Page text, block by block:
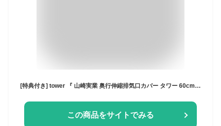
[特典付き] tower 『 山崎実業 奥行伸縮排気口カバー タワー 60cmコンロ用/75cmコンロ用 』 排気口カバー 60cm 75cm コンロ奥ラック 伸縮 奥行き伸縮 フラット グリル カバー 油はね ガスコンロ IHコンロ ホワイト ブラック 4562 4563 4564 4565 YAMAZAKI 公式
この商品をサイトでみる